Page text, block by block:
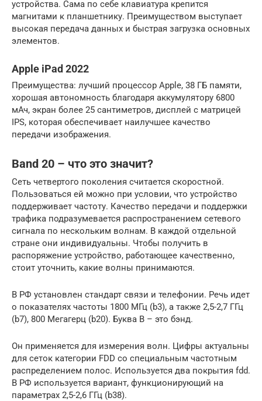
устройства. Сама по себе клавиатура крепится
магнитами к планшетнику. Преимуществом выступает
высокая передача данных и быстрая загрузка основных
элементов.
Apple iPad 2022
Преимущества: лучший процессор Apple, 38 ГБ памяти,
хорошая автономность благодаря аккумулятору 6800
мАч, экран более 25 сантиметров, дисплей с матрицей
IPS, которая обеспечивает наилучшее качество
передачи изображения.
Band 20 – что это значит?
Сеть четвертого поколения считается скоростной.
Пользоваться ей можно при условии, что устройство
поддерживает частоту. Качество передачи и поддержки
трафика подразумевается распространением сетевого
сигнала по нескольким волнам. В каждой отдельной
стране они индивидуальны. Чтобы получить в
распоряжение устройство, работающее качественно,
стоит уточнить, какие волны принимаются.
В РФ установлен стандарт связи и телефонии. Речь идет
о показателях частоты 1800 МГц (b3), а также 2,5-2,7 ГГц
(b7), 800 Мегагерц (b20). Буква B – это бэнд.
Он применяется для измерения волн. Цифры актуальны
для сеток категории FDD со специальным частотным
распределением полос. Используется два покрытия fdd.
В РФ используется вариант, функционирующий на
параметрах 2,5-2,6 ГГц (b38).